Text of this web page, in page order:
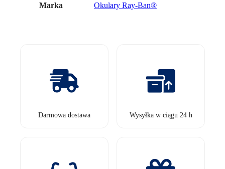
Marka Okulary Ray-Ban®
Darmowa dostawa Wysyłka w ciągu 24 h